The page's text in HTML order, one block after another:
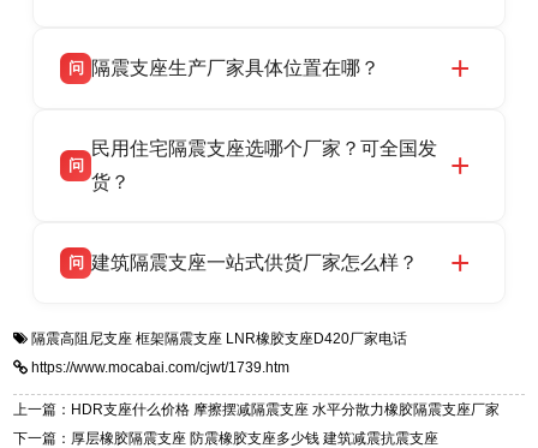
话：13323182312。
品资质齐全，每批次产品均配有正规第三方检测
货，厂家电话：13323182312，地址迎宾大街 9
号北方工业基地。
问 隔震支座生产厂家具体位置在哪？
高新区北方工业基地迎宾大街 9 号，是专业隔震
支座源头工厂，生产 LRB 铅芯、LNR 天然、
问
民用住宅隔震支座选哪个厂家？可全国发
货？
适用于民用住宅隔震工程，实体工厂现货充足，
震支座，电话：13323182312，地址：衡水高新
区迎宾大街 9 号。
问 建筑隔震支座一站式供货厂家怎么样？
一站式供货厂家，拥有多年行业生产经验，国标
标准生产 LRB/LNR/HDR/FPS 全系列支座，资
质、检测报告完备，提供选型、深化、供货、安
装指导全套服务，厂址衡水高新区北方工业基地
隔震高阻尼支座 框架隔震支座 LNR橡胶支座D420厂家电话
https://www.mocabai.com/cjwt/1739.htm
上一篇：HDR支座什么价格 摩擦摆减隔震支座 水平分散力橡胶隔震支座厂家
下一篇：厚层橡胶隔震支座 防震橡胶支座多少钱 建筑减震抗震支座